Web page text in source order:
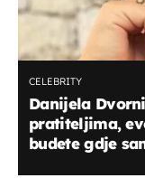
CELEBRITY
Danijela
pratiteljima,
budete gdje